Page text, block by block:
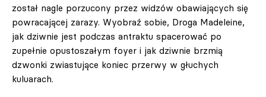
został nagle porzucony przez widzów obawiających się
powracającej zarazy. Wyobraź sobie, Droga Madeleine,
jak dziwnie jest podczas antraktu spacerować po
zupełnie opustoszałym foyer i jak dziwnie brzmią
dzwonki zwiastujące koniec przerwy w głuchych
kuluarach.